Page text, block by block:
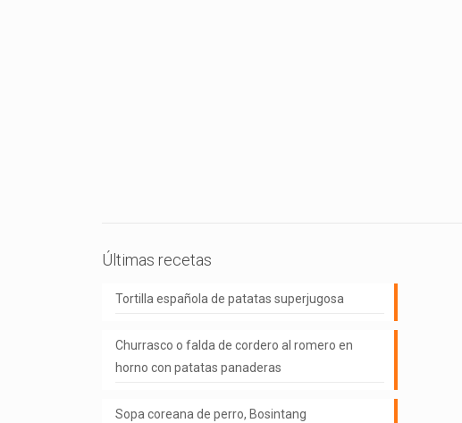
Últimas recetas
Tortilla española de patatas superjugosa
Churrasco o falda de cordero al romero en
horno con patatas panaderas
Sopa coreana de perro, Bosintang